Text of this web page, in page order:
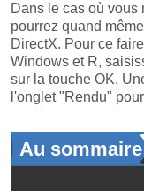
Dans le cas où
pourrez quand
DirectX. Pour ce
Windows et R,
sur la touche OK.
l'onglet "Rendu"
Au sommaire